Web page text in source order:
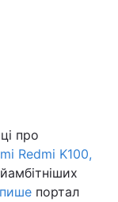
про
Redmi K100,
пише портал